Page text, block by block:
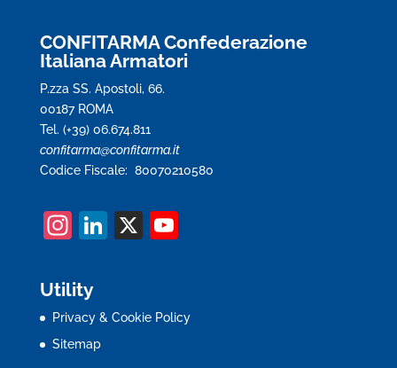
CONFITARMA Confederazione
Italiana Armatori
P.zza SS. Apostoli, 66.
00187 ROMA
Tel. (+39) 06.674.811
confitarma@confitarma.it
Codice Fiscale: 80070210580
In
a
gr
a
Li
e
X Y
T
Utility
Privacy & Cookie Policy
Sitemap